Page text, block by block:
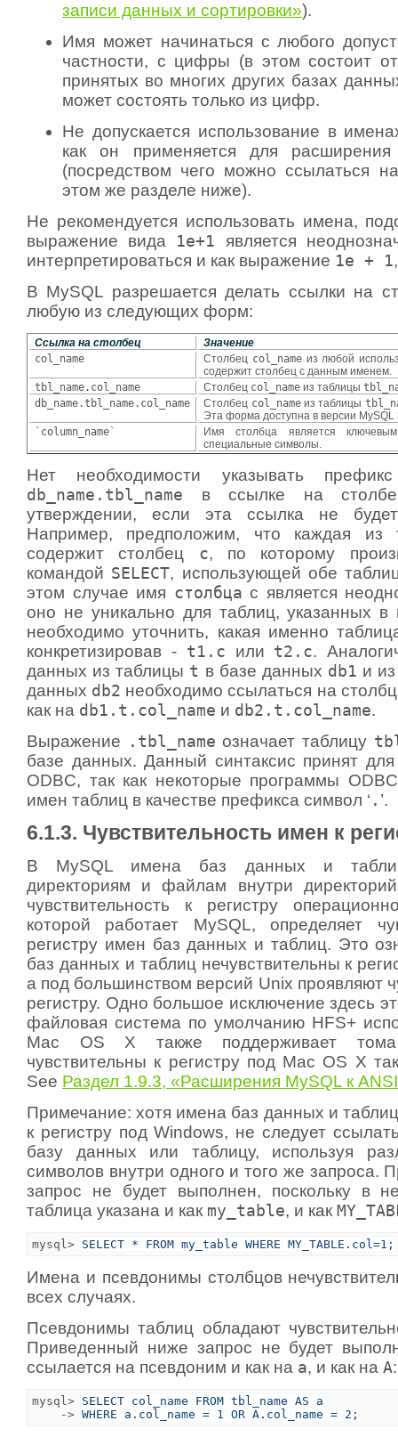
записи данных и сортировки»).
Имя может начинаться с любого
частности, с цифры (в этом состоит
принятых во многих других базах
может состоять только из цифр.
Не допускается использование в
как он применяется для
(посредством чего можно ссылаться
этом же разделе ниже).
Не рекомендуется использовать имена,
выражение вида 1e+1 является
интерпретироваться и как выражение 1e + 1
В MySQL разрешается делать ссылки на
любую из следующих форм:
Ссылка на столбец
Значение
col_name
Столбец col_nameиз любой
содержит столбец с данным именем.
tbl_name.col_name
Столбец col_name из таблицы
db_name.tbl_name.col_name
Столбец col_nameиз таблицы
Эта форма доступна в версии
`column_name`
Имя столбца является
специальные символы.
Нет необходимости указывать
db_name.tbl_name в ссылке на
утверждении, если эта ссылка не
Например, предположим, что каждая
содержит столбец c, по которому
командой SELECT, использующей обе
этом случае имя столбца c является
оно не уникально для таблиц, указанных в
необходимо уточнить, какая именно
конкретизировав - t1.c или t2.c.
данных из таблицы t в базе данных db1 и
данных db2 необходимо ссылаться на
как на db1.t.col_name и db2.t.col_name.
Выражение
.tbl_name означает таблицу
базе данных. Данный синтаксис принят
ODBC, так как некоторые программы
имен таблиц в качестве префикса символ ‘ . ’.
6.1.3. Чувствительность имен к
В MySQL имена баз данных и таблиц
директориям и файлам внутри
чувствительность к регистру
которой работает MySQL, определяет
регистру имен баз данных и таблиц. Это
баз данных и таблиц нечувствительны к
а под большинством версий Unix проявляют
регистру. Одно большое исключение здесь
файловая система по умолчанию HFS+
Mac OS X также поддерживает
чувствительны к регистру под Mac OS X
See Раздел 1.9.3, «Расширения MySQL к
Примечание: хотя имена баз данных и
к регистру под Windows, не следует
базу данных или таблицу, используя
символов внутри одного и того же запроса.
запрос не будет выполнен, поскольку в
таблица указана и как my_table, и как
mysql> SELECT * FROM my_table WHERE MY_TABLE.col=1;
Имена и псевдонимы столбцов
всех случаях.
Псевдонимы таблиц обладают
Приведенный ниже запрос не будет
ссылается на псевдоним и как на a, и как на A:
mysql> SELECT col_name FROM tbl_name AS a
    ->
WHERE a.col_name = 1 OR A.col_name = 2;